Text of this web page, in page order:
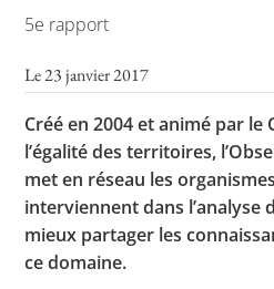
Lettre
L’APHG dans
5e rapport
Le 23 janvier 2017
Créé en 2004 et animé par le
l’égalité des territoires,
met en réseau les
interviennent dans l’analyse
mieux partager les
ce domaine.